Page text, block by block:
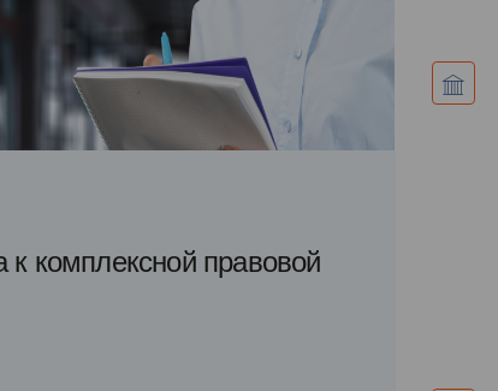
к комплексной правовой